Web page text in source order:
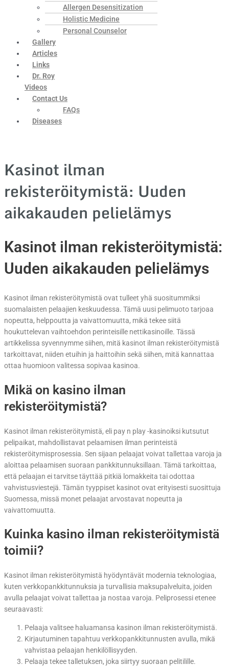
Allergen Desensitization
Holistic Medicine
Personal Counselor
Gallery
Articles
Links
Dr. Roy
Videos
Contact Us
FAQs
Diseases
Kasinot ilman
rekisteröitymistä: Uuden
aikakauden pelielämys
Kasinot ilman rekisteröitymistä:
Uuden aikakauden pelielämys
Kasinot ilman rekisteröitymistä ovat tulleet yhä suositummiksi
suomalaisten pelaajien keskuudessa. Tämä uusi pelimuoto tarjoaa
nopeutta, helppoutta ja vaivattomuutta, mikä tekee siitä
houkuttelevan vaihtoehdon perinteisille nettikasinoille. Tässä
artikkelissa syvennymme siihen, mitä kasinot ilman rekisteröitymistä
tarkoittavat, niiden etuihin ja haittoihin sekä siihen, mitä kannattaa
ottaa huomioon valitessa sopivaa kasinoa.
Mikä on kasino ilman
rekisteröitymistä?
Kasinot ilman rekisteröitymistä, eli pay n play -kasinoiksi kutsutut
pelipaikat, mahdollistavat pelaamisen ilman perinteistä
rekisteröitymisprosessia. Sen sijaan pelaajat voivat tallettaa varoja ja
aloittaa pelaamisen suoraan pankkitunnuksillaan. Tämä tarkoittaa,
että pelaajan ei tarvitse täyttää pitkiä lomakkeita tai odottaa
vahvistusviestejä. Tämän tyyppiset kasinot ovat erityisesti suosittuja
Suomessa, missä monet pelaajat arvostavat nopeutta ja
vaivattomuutta.
Kuinka kasino ilman rekisteröitymistä
toimii?
Kasinot ilman rekisteröitymistä hyödyntävät modernia teknologiaa,
kuten verkkopankkitunnuksia ja turvallisia maksupalveluita, joiden
avulla pelaajat voivat tallettaa ja nostaa varoja. Peliprosessi etenee
seuraavasti:
Pelaaja valitsee haluamansa kasinon ilman rekisteröitymistä.
Kirjautuminen tapahtuu verkkopankkitunnusten avulla, mikä
vahvistaa pelaajan henkilöllisyyden.
Pelaaja tekee talletuksen, joka siirtyy suoraan pelitilille.